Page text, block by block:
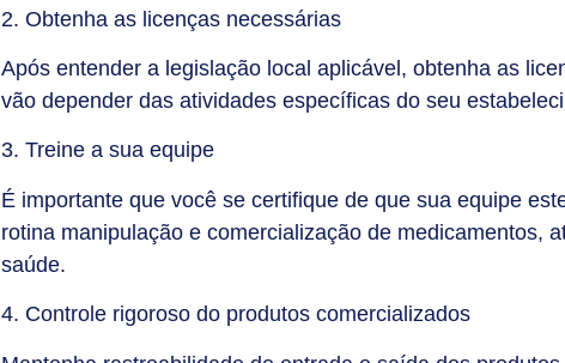
2. Obtenha as licenças necessárias
Após entender a legislação local aplicável, obtenha as
vão depender das atividades específicas do seu
3. Treine a sua equipe
É importante que você se certifique de que sua equipe
rotina manipulação e comercialização de medicamentos,
saúde.
4. Controle rigoroso do produtos comercializados